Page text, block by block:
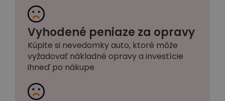
Vyhodené peniaze za opravy
Kúpite si nevedomky auto, ktoré môže
vyžadovať nákladné opravy a investície
ihneď po nákupe